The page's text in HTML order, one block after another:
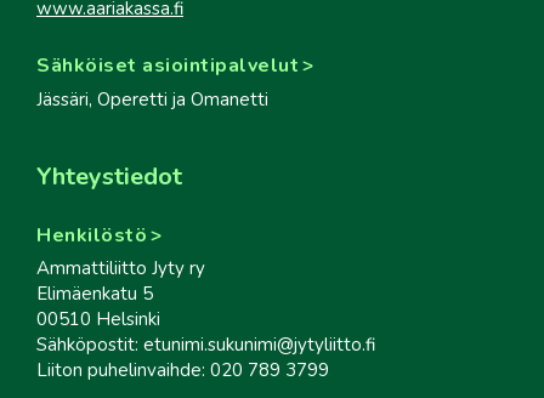
www.aariakassa.fi
Sähköiset asiointipalvelut
Jässäri, Operetti ja Omanetti
Yhteystiedot
Henkilöstö
Ammattiliitto Jyty ry
Elimäenkatu 5
00510 Helsinki
Sähköpostit: etunimi.sukunimi@jytyliitto.fi
Liiton puhelinvaihde: 020 789 3799